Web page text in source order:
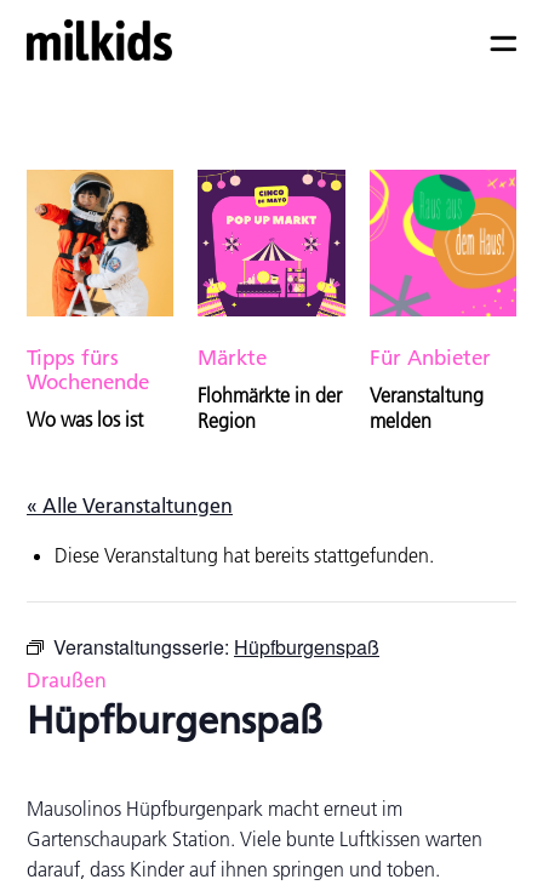
Tipps fürs
Wochenende
Wo was los ist
Märkte
Flohmärkte in der
Region
Für Anbieter
Veranstaltung
melden
« Alle Veranstaltungen
Diese Veranstaltung hat bereits stattgefunden.
Veranstaltungsserie: Hüpfburgenspaß
Draußen
Hüpfburgenspaß
Mausolinos Hüpfburgenpark macht erneut im
Gartenschaupark Station. Viele bunte Luftkissen warten
darauf, dass Kinder auf ihnen springen und toben.